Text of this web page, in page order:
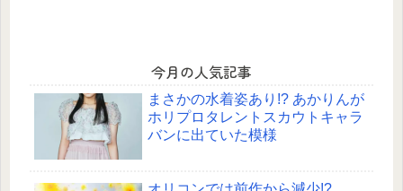
今月の人気記事
まさかの水着姿あり!? あかりんが
ホリプロタレントスカウトキャラ
バンに出ていた模様